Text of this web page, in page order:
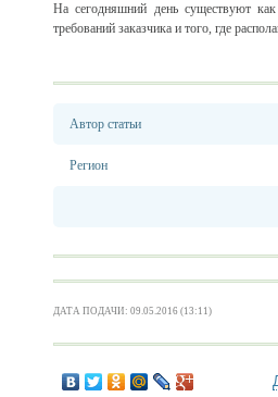
На сегодняшний день существуют
требований заказчика и того, где
Автор статьи
Регион
ДАТА ПОДАЧИ: 09.05.2016 (13:11)